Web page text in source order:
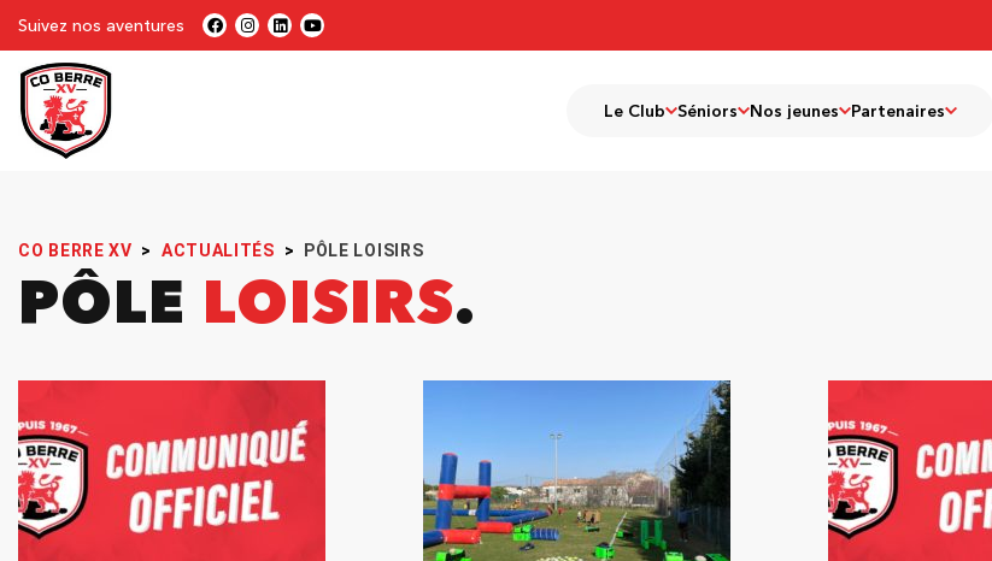
Suivez nos aventures
Le Club Séniors Nos jeunes Partenaires
CO BERRE XV > ACTUALITÉS > PÔLE LOISIRS
PÔLE LOISIRS